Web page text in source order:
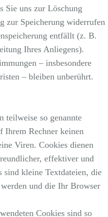
Sie uns zur Löschung
zur Speicherung widerrufen
entfällt (z. B.
Ihres Anliegens).
– insbesondere
– bleiben unberührt.
teilweise so genannte
Ihrem Rechner keinen
Viren. Cookies dienen
effektiver und
sind kleine Textdateien, die
und die Ihr Browser
Cookies sind so